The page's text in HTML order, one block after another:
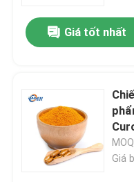
Giá tốt nhất
Giá